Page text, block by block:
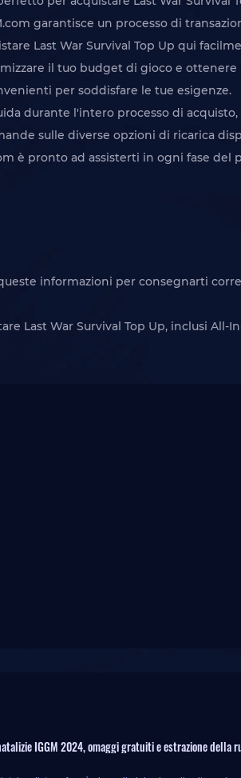
garantisce un processo di
Last War Survival Top Up qui
il tuo budget di gioco e
per soddisfare le tue esigenze.
durante l'intero processo di
sulle diverse opzioni di ricarica
è pronto ad assisterti in ogni fase del
informazioni per consegnarti
Last War Survival Top Up, inclusi
IGGM 2024, omaggi gratuiti e estrazione della